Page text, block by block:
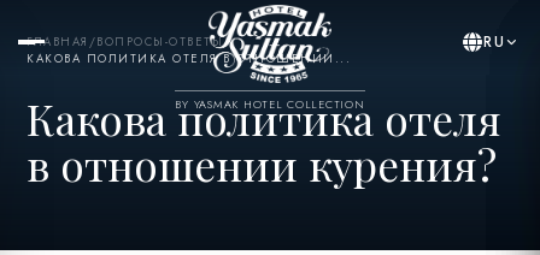
BY YASMAK HOTEL COLLECTION
RU
ГЛАВНАЯ /ВОПРОСЫ-ОТВЕТЫ/
КАКОВА ПОЛИТИКА ОТЕЛЯ В ОТНОШЕНИИ...
Какова политика отеля
в отношении курения?